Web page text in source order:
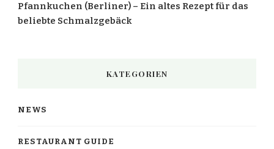
Pfannkuchen (Berliner) – Ein altes Rezept für das
beliebte Schmalzgebäck
KATEGORIEN
NEWS
RESTAURANT GUIDE